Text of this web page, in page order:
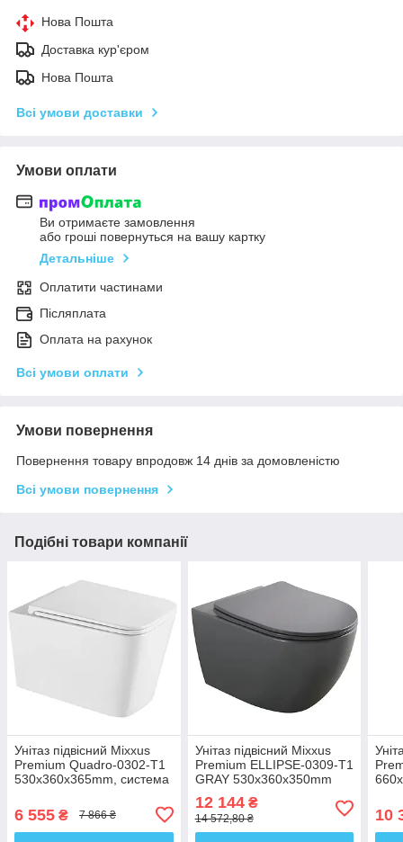
Нова Пошта
Доставка кур'єром
Нова Пошта
Всі умови доставки
Умови оплати
Ви отримаєте замовлення
або гроші повернуться на вашу картку
Детальніше
Оплатити частинами
Післяплата
Оплата на рахунок
Всі умови оплати
Умови повернення
Повернення товару впродовж 14 днів за домовленістю
Всі умови повернення
Подібні товари компанії
Унітаз підвісний Mixxus
Premium Quadro-0302-T1
530x360x365mm, система
(MP6456)
6 555 ₴ 7 866 ₴
Унітаз підвісний Mixxus
Premium ELLIPSE-0309-T1
GRAY 530x360x350mm
1.0 (MP665
12 144₴
14 572,80 ₴ 10